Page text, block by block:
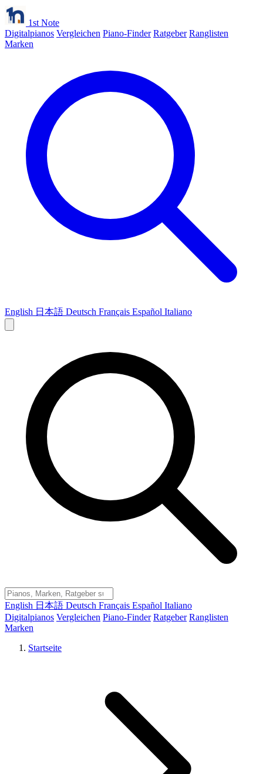
1st Note
Digitalpianos Vergleichen Piano-Finder Ratgeber Ranglisten
Marken
English 日本語 Deutsch Français Español Italiano
English 日本語 Deutsch Français Español Italiano
Digitalpianos Vergleichen Piano-Finder Ratgeber Ranglisten
Marken
Startseite